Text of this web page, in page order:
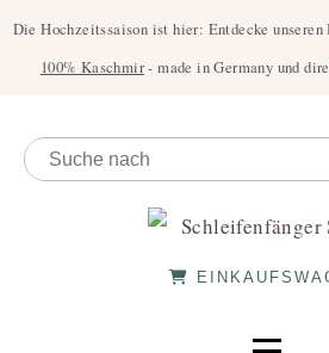
Die Hochzeitssaison ist hier: Entdecke
100% Kaschmir- made in Germany und